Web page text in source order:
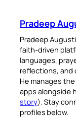
Pradeep
Pradeep
faith-driven
languages,
reflections, and
He manages
apps alongside
story). Stay
profiles below.